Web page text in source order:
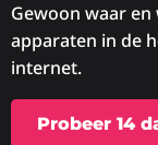
Gewoon waar
apparaten in de
internet.
Probeer 14